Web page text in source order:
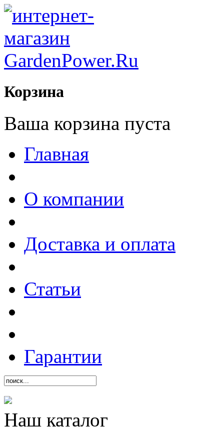
Корзина
Ваша корзина пуста
Главная
О компании
Доставка и оплата
Статьи
Гарантии
Наш каталог